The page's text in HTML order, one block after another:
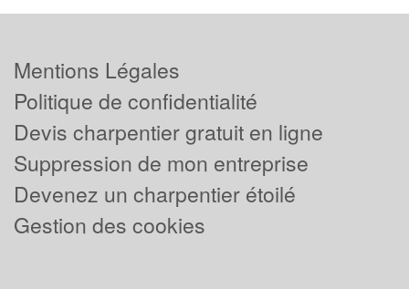
Mentions Légales
Politique de confidentialité
Devis charpentier gratuit en ligne
Suppression de mon entreprise
Devenez un charpentier étoilé
Gestion des cookies